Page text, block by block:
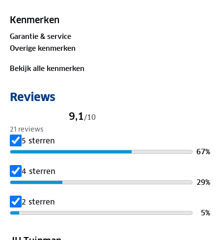
Kenmerken
Garantie & service
Overige kenmerken
Bekijk alle kenmerken
Reviews
9,1/10
21 reviews
5 sterren
67%
4 sterren
29%
2 sterren
5%